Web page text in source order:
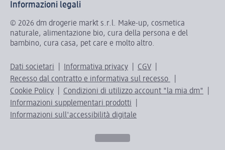
Informazioni legali
© 2026 dm drogerie markt s.r.l. Make-up, cosmetica
naturale, alimentazione bio, cura della persona e del
bambino, cura casa, pet care e molto altro.
Dati societari Informativa privacy
CGV
Recesso dal contratto e informativa sul recesso
Cookie Policy
Condizioni di utilizzo account "la mia dm"
Informazioni supplementari prodotti
Informazioni sull'accessibilità digitale